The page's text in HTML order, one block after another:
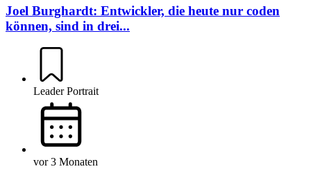
Joel Burghardt: Entwickler, die heute nur coden
können, sind in drei...
Leader Portrait
vor 3 Monaten